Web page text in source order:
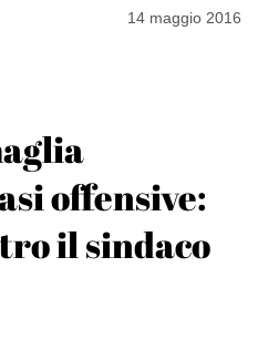
14 maggio 2016
offensive:
il sindaco